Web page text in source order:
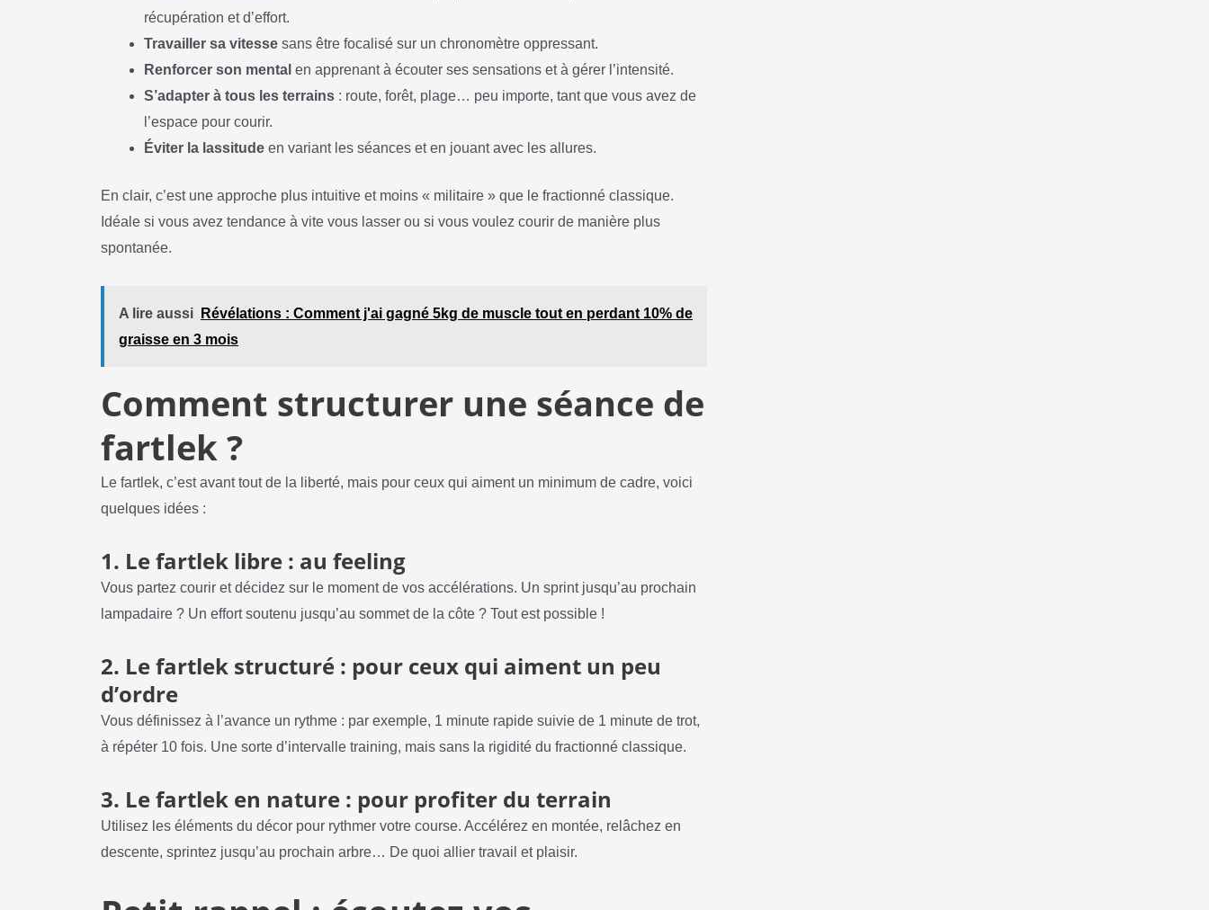
récupération et d’effort.
Travailler sa vitesse sans être focalisé sur un chronomètre oppressant.
Renforcer son mental en apprenant à écouter ses sensations et à gérer l’intensité.
S’adapter à tous les terrains : route, forêt, plage… peu importe, tant que vous avez de
l’espace pour courir.
Éviter la lassitude en variant les séances et en jouant avec les allures.
En clair, c’est une approche plus intuitive et moins « militaire » que le fractionné classique.
Idéale si vous avez tendance à vite vous lasser ou si vous voulez courir de manière plus
spontanée.
A lire aussi
Révélations : Comment j'ai gagné 5kg de muscle tout en perdant 10% de
graisse en 3 mois
Comment structurer une séance de
fartlek ?
Le fartlek, c’est avant tout de la liberté, mais pour ceux qui aiment un minimum de cadre, voici
quelques idées :
1. Le fartlek libre : au feeling
Vous partez courir et décidez sur le moment de vos accélérations. Un sprint jusqu’au prochain
lampadaire ? Un effort soutenu jusqu’au sommet de la côte ? Tout est possible !
2. Le fartlek structuré : pour ceux qui aiment un peu
d’ordre
Vous définissez à l’avance un rythme : par exemple, 1 minute rapide suivie de 1 minute de trot,
à répéter 10 fois. Une sorte d’intervalle training, mais sans la rigidité du fractionné classique.
3. Le fartlek en nature : pour profiter du terrain
Utilisez les éléments du décor pour rythmer votre course. Accélérez en montée, relâchez en
descente, sprintez jusqu’au prochain arbre… De quoi allier travail et plaisir.